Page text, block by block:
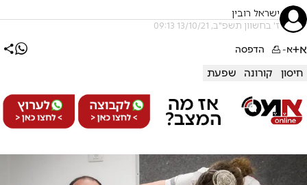
ישראל רובין
ז' בחשוון תשפ"ב, 13/10/21 09:13
א+א- הדפסה
חיסון קורונה שפעת